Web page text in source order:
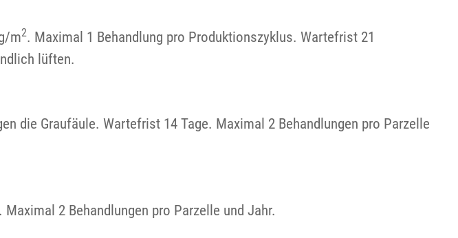
m2. Maximal 1 Behandlung pro Produktionszyklus. Wartefrist 21
lüften.
die Graufäule. Wartefrist 14 Tage. Maximal 2 Behandlungen pro Parzelle
2 Behandlungen pro Parzelle und Jahr.